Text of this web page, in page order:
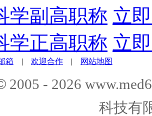
学副高职称 立
学正高职称 立
箱 | 欢迎合作 | 网站地图
2005 - 2026
科技有